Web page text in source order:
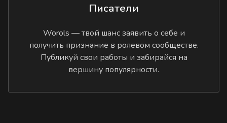
Писатели
Worols — твой шанс заявить о себе и
получить признание в ролевом сообществе.
Публикуй свои работы и забирайся на
вершину популярности.